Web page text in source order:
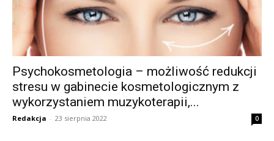
Psychokosmetologia – możliwość redukcji
stresu w gabinecie kosmetologicznym z
wykorzystaniem muzykoterapii,...
Redakcja - 23 sierpnia 2022 0